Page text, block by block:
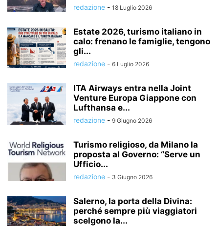
redazione - 18 Luglio 2026
Estate 2026, turismo italiano in
calo: frenano le famiglie, tengono
gli...
redazione - 6 Luglio 2026
ITA Airways entra nella Joint
Venture Europa Giappone con
Lufthansa e...
redazione - 9 Giugno 2026
Turismo religioso, da Milano la
proposta al Governo: “Serve un
Ufficio...
redazione - 3 Giugno 2026
Salerno, la porta della Divina:
perché sempre più viaggiatori
scelgono la...